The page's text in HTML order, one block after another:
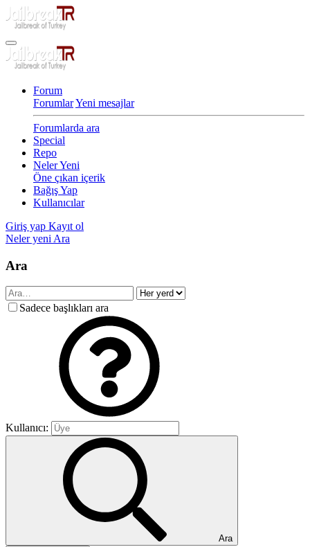
Forum
ForumlarYeni mesajlar
Forumlarda ara
Special
Repo
Neler Yeni
Öne çıkan içerik
Bağış Yap
Kullanıcılar
Giriş yap Kayıt ol
Neler yeni Ara
Ara
Sadece başlıkları ara
Kullanıcı:
Ara